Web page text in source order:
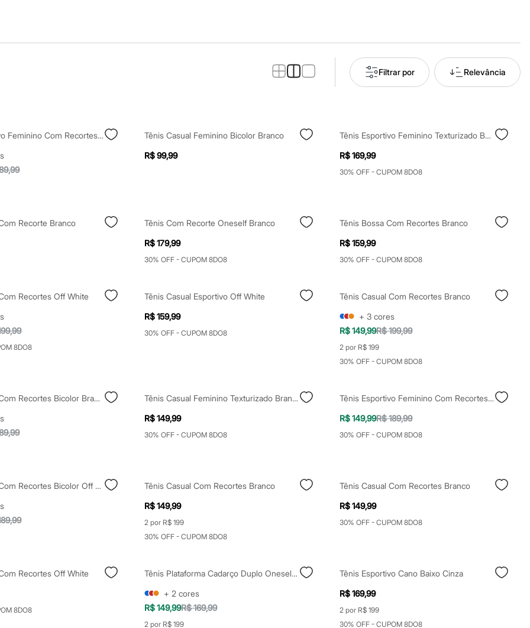
Filtrar por Relevância
Tênis Esportivo Feminino Com Recortes Off White
Tênis Casual Feminino Bicolor Branco
R$ 99,99
Tênis Esportivo Feminino Texturizado Bege
R$ 169,99
30% OFF - CUPOM 8DO8
Recorte Branco
Tênis Com Recorte Oneself Branco
R$ 179,99
30% OFF - CUPOM 8DO8
Tênis Bossa Com Recortes Branco
R$ 159,99
30% OFF - CUPOM 8DO8
Recortes Off White
8DO8
Tênis Casual Esportivo Off White
R$ 159,99
30% OFF - CUPOM 8DO8
Tênis Casual Com Recortes Branco
+ 3 cores
R$ 149,99R$ 199,99
2 por R$ 199
30% OFF - CUPOM 8DO8
Tênis Casual Com Recortes Bicolor Branco
Tênis Casual Feminino Texturizado Branco
R$ 149,99
30% OFF - CUPOM 8DO8
Tênis Esportivo Feminino Com Recortes Bege
R$ 149,99R$ 189,99
30% OFF - CUPOM 8DO8
Tênis Casual Com Recortes Bicolor Off White
Tênis Casual Com Recortes Branco
R$ 149,99
2 por R$ 199
30% OFF - CUPOM 8DO8
Tênis Casual Com Recortes Branco
R$ 149,99
30% OFF - CUPOM 8DO8
Recortes Off White
8DO8
Tênis Plataforma Cadarço Duplo Oneself Branco
+ 2 cores
R$ 149,99R$ 169,99
2 por R$ 199
Tênis Esportivo Cano Baixo Cinza
R$ 169,99
2 por R$ 199
30% OFF - CUPOM 8DO8